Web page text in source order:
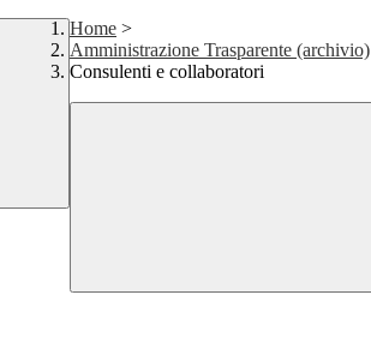
Home >
Amministrazione Trasparente (archivio)
Consulenti e collaboratori